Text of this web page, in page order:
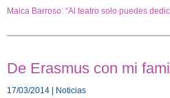
Maica Barroso: “Al teatro solo puedes
De Erasmus con mi
17/03/2014 | Noticias